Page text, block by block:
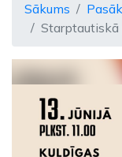
Sākums
Starptautiskā